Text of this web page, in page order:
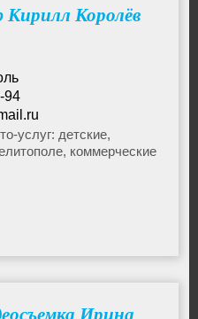
Королёв
94
услуг: детские,
коммерческие